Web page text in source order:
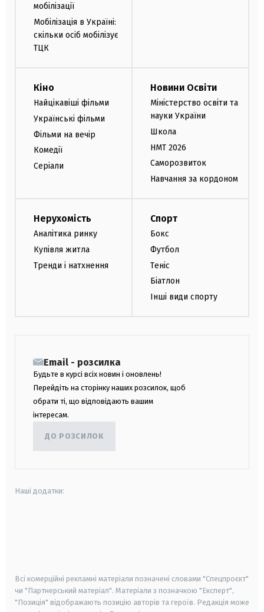
мобілізації
Мобілізація в Україні:
скільки осіб мобілізує
ТЦК
Кіно
Найцікавіші фільми
Українські фільми
Фільми на вечір
Комедії
Серіали
Новини Освіти
Міністерство освіти та
науки України
Школа
НМТ 2026
Саморозвиток
Навчання за кордоном
Нерухомість
Аналітика ринку
Купівля житла
Тренди і натхнення
Спорт
Бокс
Футбол
Теніс
Біатлон
Інші види спорту
Email - розсилка
Будьте в курсі всіх новин і оновлень!
Перейдіть на сторінку наших розсилок, щоб
обрати ті, що відповідають вашим
інтересам.
ДО РОЗСИЛОК
Наші додатки:
Всі комерційні рекламні матеріали позначені словами "Спецпроєкт"
чи "Партнерський матеріал". Матеріали з позначкою "Експерт",
"Позиція" відображають позицію авторів та героїв. Редакція може